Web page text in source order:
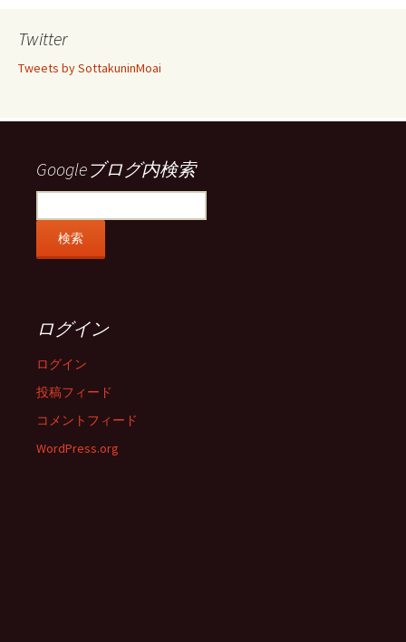
フ
ー
フ
ー ー ー
示
Twitter
Tweets by SottakuninMoai
Googleブログ内検索
ログイン
ログイン
投稿フィード
コメントフィード
WordPress.org